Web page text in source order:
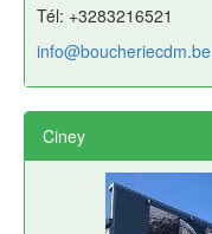
Tél: +3283216521
info@boucheriecdm.be
Ciney